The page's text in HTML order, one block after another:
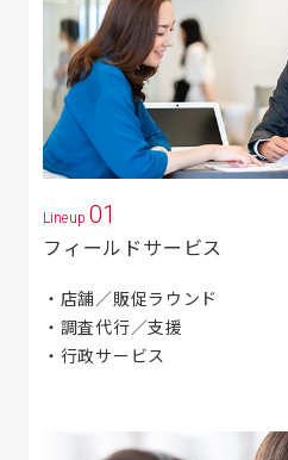
Lineup 01
フィールドサービス
店舗／販促ラウンド
調査代行／支援
行政サービス